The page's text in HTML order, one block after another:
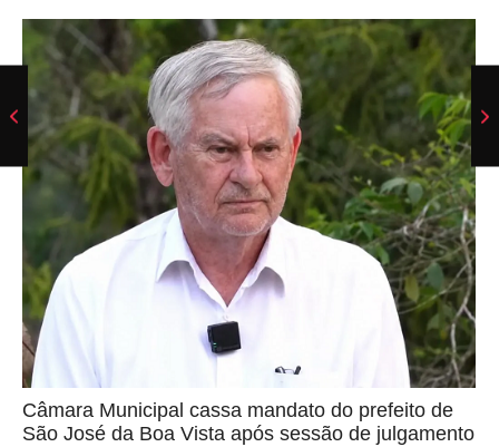
Câmara Municipal cassa mandato do prefeito de
São José da Boa Vista após sessão de julgamento